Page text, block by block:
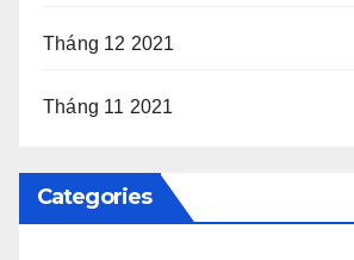
Tháng 12 2021
Tháng 11 2021
Categories